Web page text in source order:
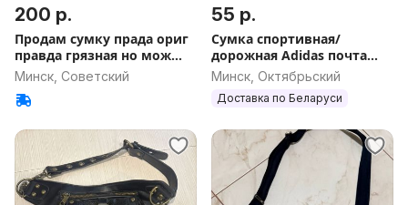
200 р.
Продам сумку прада ориг
правда грязная но мож
отст
Минск, Советский
55 р.
Сумка спортивная/
дорожная Adidas почта
доставкв
Минск, Октябрьский
Доставка по Беларуси